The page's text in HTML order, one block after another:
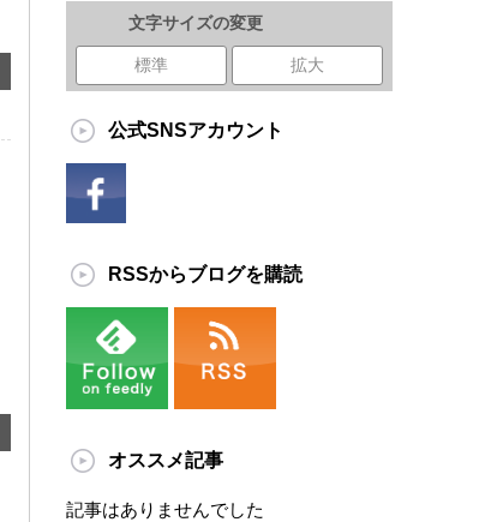
文字サイズの変更
標準 拡大
公式SNSアカウント
RSSからブログを購読
オススメ記事
記事はありませんでした